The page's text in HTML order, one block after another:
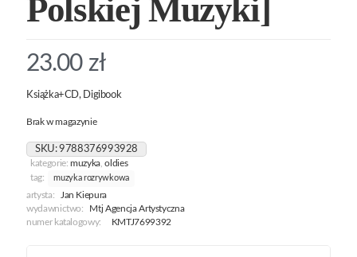
Polskiej Muzyki]
23.00 zł
Książka+CD, Digibook
Brak w magazynie
SKU:9788376993928
kategorie:muzyka ,oldies
tag:
muzyka rozrywkowa
artysta:
Jan Kiepura
wydawnictwo:
Mtj Agencja Artystyczna
numer katalogowy:
KMTJ7699392